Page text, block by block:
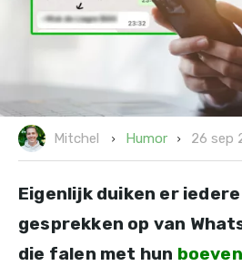
Mitchel Humor 26 sep
Eigenlijk duiken er
gesprekken op van
die falen met hun